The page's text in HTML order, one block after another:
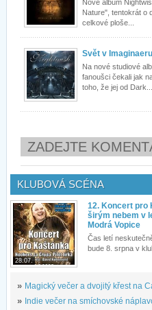
Nové album
Nature", tentokrát o
celkové ploše...
Svět v Imaginaeru
Na nové studiové
fanoušci čekali jak
toho, že jej od Dark...
ZADEJTE
KLUBOVÁ SCÉNA
28.07.
12. Koncert pro
širým nebem v
Modrá Vopice
Čas letí
bude 8. srpna v
» Magický večer a dvojitý křest na
» Indie večer na smíchovské